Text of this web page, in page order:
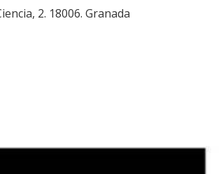
2. 18006. Granada